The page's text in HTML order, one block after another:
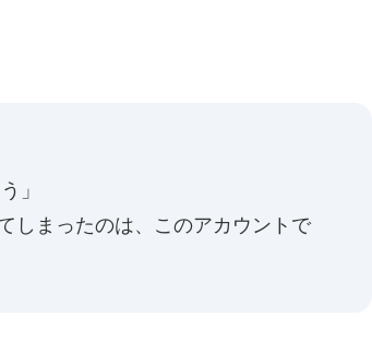
」
しまったのは、このアカウントで